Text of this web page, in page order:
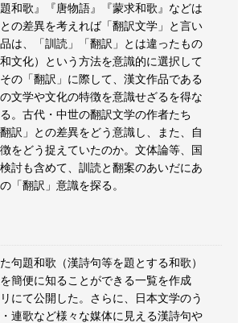
和歌』『唐物語』『蒙求和歌』などは
との差異を考えれば「翻訳文学」と言い
は、「訓読」「翻訳」とは違ったもの
文化）という方法を意識的に選択して
の「翻訳」に際して、漢文作品である
文学や文化の特徴を意識せざるを得な
。古代・中世の翻訳文学の作者たち
訳」との差異をどう意識し、また、自
をどう捉えていたのか。文体論等、国
討も含めて、訓読と翻案のあいだにあ
「翻訳」意識を探る。
句題和歌（漢詩句等を題とする和歌）
簡便に知ることができる一覧を作成
にて公開した。さらに、日本文学のう
連歌など様々な媒体に見える漢詩句や